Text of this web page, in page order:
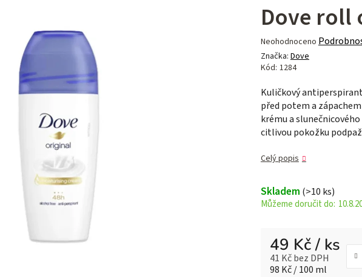
Dove roll
Průměrné
hodnocení
produktu
0,0
z 5
hvězdiček.
Neohodnoceno
Značka: Dove
Kód: 1284
Kuličkový
před potem a
krému a
citlivou pokožku
Celý popis
Skladem (>10 ks)
49 Kč/ ks
41 Kč bez DPH
Měrná cena:
98 Kč / 100 ml